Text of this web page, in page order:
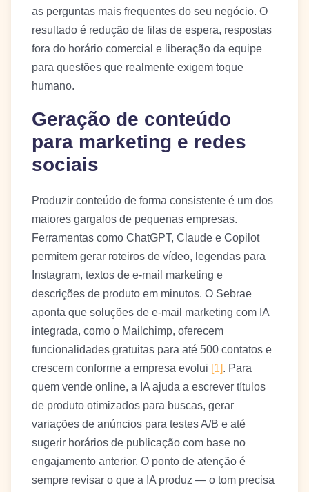
as perguntas mais frequentes do seu negócio. O
resultado é redução de filas de espera, respostas
fora do horário comercial e liberação da equipe
para questões que realmente exigem toque
humano.
Geração de conteúdo
para marketing e redes
sociais
Produzir conteúdo de forma consistente é um dos
maiores gargalos de pequenas empresas.
Ferramentas como ChatGPT, Claude e Copilot
permitem gerar roteiros de vídeo, legendas para
Instagram, textos de e-mail marketing e
descrições de produto em minutos. O Sebrae
aponta que soluções de e-mail marketing com IA
integrada, como o Mailchimp, oferecem
funcionalidades gratuitas para até 500 contatos e
crescem conforme a empresa evolui [1] . Para
quem vende online, a IA ajuda a escrever títulos
de produto otimizados para buscas, gerar
variações de anúncios para testes A/B e até
sugerir horários de publicação com base no
engajamento anterior. O ponto de atenção é
sempre revisar o que a IA produz — o tom precisa